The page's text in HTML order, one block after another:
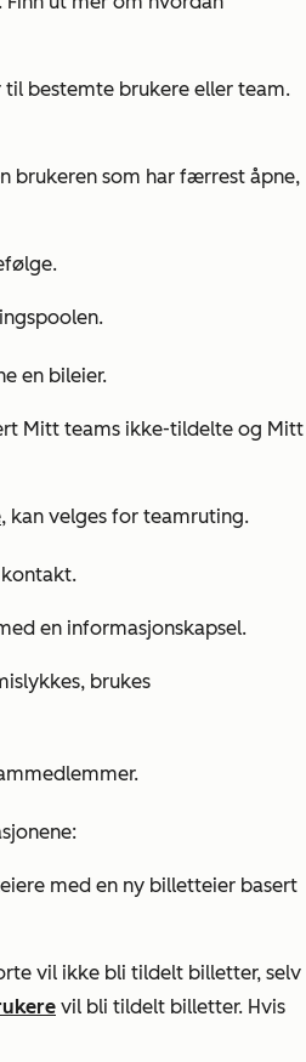
bestemte brukere eller team.
brukeren som har færrest åpne,
en bileier.
Mitt teams ikke-tildelte og Mitt
, kan velges for teamruting.
en informasjonskapsel.
brukes
med en ny billetteier basert
vil ikke bli tildelt billetter, selv
vil bli tildelt billetter. Hvis